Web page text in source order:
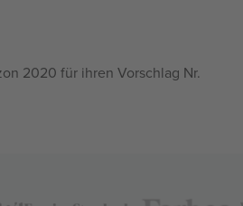
2020 für ihren Vorschlag Nr.